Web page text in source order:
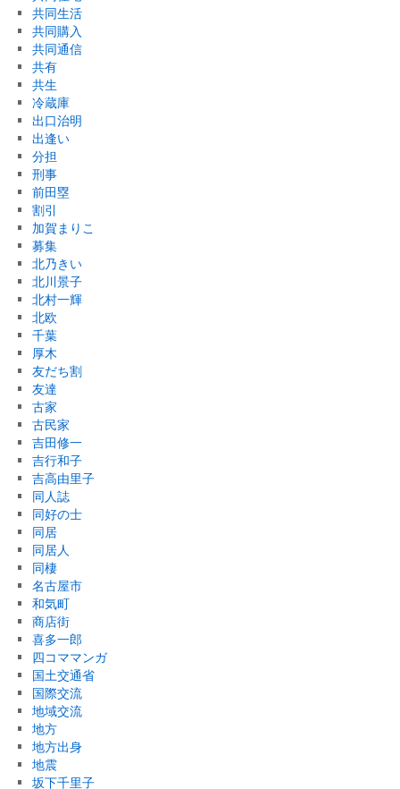
共同生活
共同購入
共同通信
共有
共生
冷蔵庫
出口治明
出逢い
分担
刑事
前田塁
割引
加賀まりこ
募集
北乃きい
北川景子
北村一輝
北欧
千葉
厚木
友だち割
友達
古家
古民家
吉田修一
吉行和子
吉高由里子
同人誌
同好の士
同居
同居人
同棲
名古屋市
和気町
商店街
喜多一郎
四コママンガ
国土交通省
国際交流
地域交流
地方
地方出身
地震
坂下千里子